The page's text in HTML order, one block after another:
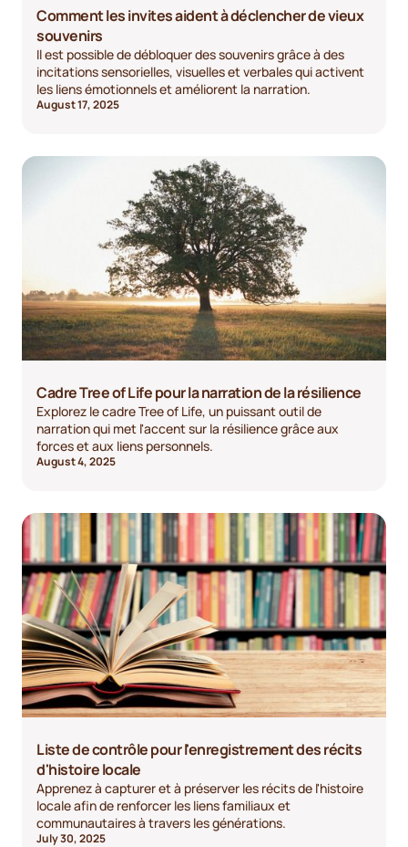
Comment les invites aident à déclencher de vieux
souvenirs
Il est possible de débloquer des souvenirs grâce à des
incitations sensorielles, visuelles et verbales qui activent
les liens émotionnels et améliorent la narration.
August 17, 2025
Cadre Tree of Life pour la narration de la résilience
Explorez le cadre Tree of Life, un puissant outil de
narration qui met l'accent sur la résilience grâce aux
forces et aux liens personnels.
August 4, 2025
Liste de contrôle pour l'enregistrement des récits
d'histoire locale
Apprenez à capturer et à préserver les récits de l'histoire
locale afin de renforcer les liens familiaux et
communautaires à travers les générations.
July 30, 2025